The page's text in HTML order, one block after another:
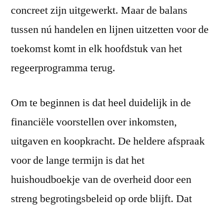
concreet zijn uitgewerkt. Maar de balans
tussen nú handelen en lijnen uitzetten voor de
toekomst komt in elk hoofdstuk van het
regeerprogramma terug.
Om te beginnen is dat heel duidelijk in de
financiële voorstellen over inkomsten,
uitgaven en koopkracht. De heldere afspraak
voor de lange termijn is dat het
huishoudboekje van de overheid door een
streng begrotingsbeleid op orde blijft. Dat